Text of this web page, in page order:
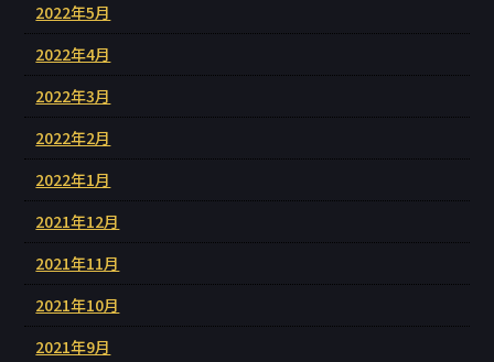
2022年5月
2022年4月
2022年3月
2022年2月
2022年1月
2021年12月
2021年11月
2021年10月
2021年9月